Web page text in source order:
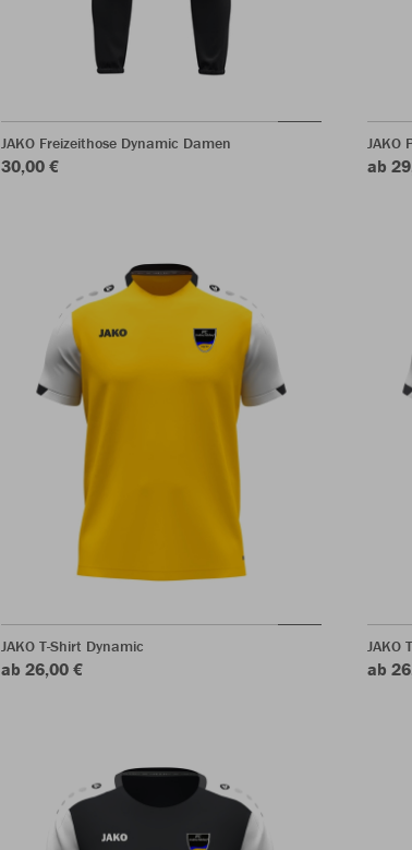
JAKO Freizeithose Dynamic Damen
30,00 €
JAKO
ab
JAKO T-Shirt Dynamic
ab 26,00 €
JAKO
ab